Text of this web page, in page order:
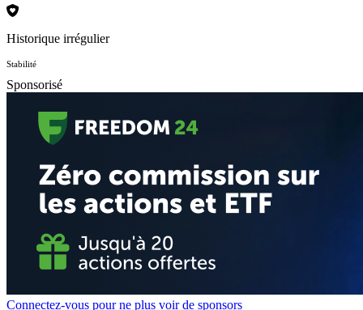
Historique irrégulier
Stabilité
Sponsorisé
Connectez-vous pour ne plus voir de sponsors